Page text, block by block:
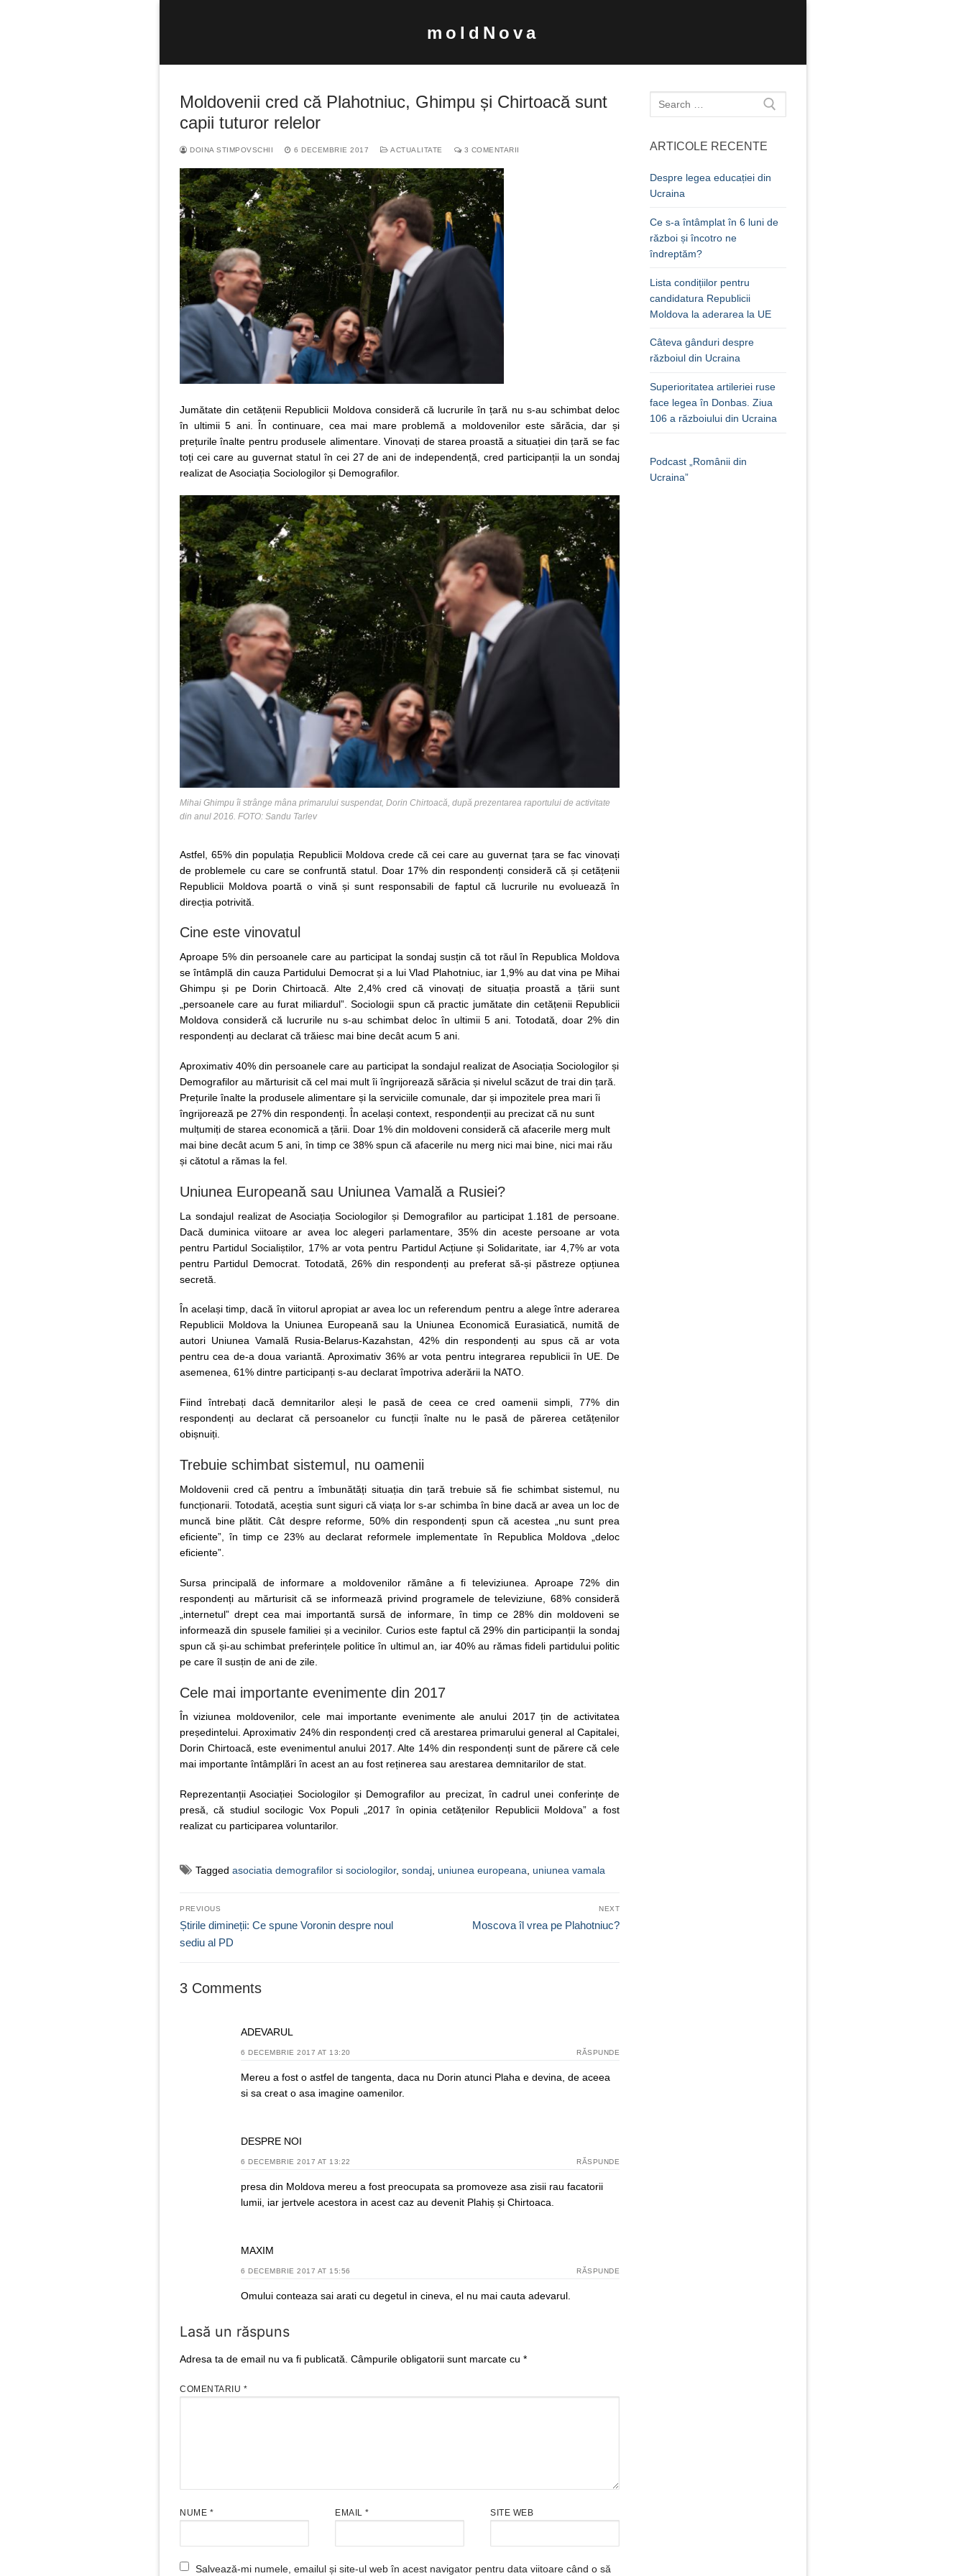
moldNova
după:
Moldovenii cred că Plahotniuc, Ghimpu și Chirtoacă sunt
capii tuturor relelor
DOINA STIMPOVSCHII 6 DECEMBRIE 2017 ACTUALITATE 3 COMENTARII
Jumătate din cetățenii Republicii Moldova consideră că lucrurile în țară nu s-au schimbat deloc
în ultimii 5 ani. În continuare, cea mai mare problemă a moldovenilor este sărăcia, dar și
prețurile înalte pentru produsele alimentare. Vinovați de starea proastă a situației din țară se fac
toți cei care au guvernat statul în cei 27 de ani de independență, cred participanții la un sondaj
realizat de Asociația Sociologilor și Demografilor.
Mihai Ghimpu îi strânge mâna primarului suspendat, Dorin Chirtoacă, după prezentarea raportului de activitate
din anul 2016. FOTO: Sandu Tarlev
Astfel, 65% din populația Republicii Moldova crede că cei care au guvernat țara se fac vinovați
de problemele cu care se confruntă statul. Doar 17% din respondenți consideră că și cetățenii
Republicii Moldova poartă o vină și sunt responsabili de faptul că lucrurile nu evoluează în
direcția potrivită.
Cine este vinovatul
Aproape 5% din persoanele care au participat la sondaj susțin că tot răul în Republica Moldova
se întâmplă din cauza Partidului Democrat și a lui Vlad Plahotniuc, iar 1,9% au dat vina pe Mihai
Ghimpu și pe Dorin Chirtoacă. Alte 2,4% cred că vinovați de situația proastă a țării sunt
„persoanele care au furat miliardul”. Sociologii spun că practic jumătate din cetățenii Republicii
Moldova consideră că lucrurile nu s-au schimbat deloc în ultimii 5 ani. Totodată, doar 2% din
respondenți au declarat că trăiesc mai bine decât acum 5 ani.
Aproximativ 40% din persoanele care au participat la sondajul realizat de Asociația Sociologilor și
Demografilor au mărturisit că cel mai mult îi îngrijorează sărăcia și nivelul scăzut de trai din țară.
Prețurile înalte la produsele alimentare și la serviciile comunale, dar și impozitele prea mari îi
îngrijorează pe 27% din respondenți. În același context, respondenții au precizat că nu sunt
mulțumiți de starea economică a țării. Doar 1% din moldoveni consideră că afacerile merg mult
mai bine decât acum 5 ani, în timp ce 38% spun că afacerile nu merg nici mai bine, nici mai rău
și cătotul a rămas la fel.
Uniunea Europeană sau Uniunea Vamală a Rusiei?
La sondajul realizat de Asociația Sociologilor și Demografilor au participat 1.181 de persoane.
Dacă duminica viitoare ar avea loc alegeri parlamentare, 35% din aceste persoane ar vota
pentru Partidul Socialiștilor, 17% ar vota pentru Partidul Acțiune și Solidaritate, iar 4,7% ar vota
pentru Partidul Democrat. Totodată, 26% din respondenți au preferat să-și păstreze opțiunea
secretă.
În același timp, dacă în viitorul apropiat ar avea loc un referendum pentru a alege între aderarea
Republicii Moldova la Uniunea Europeană sau la Uniunea Economică Eurasiatică, numită de
autori Uniunea Vamală Rusia-Belarus-Kazahstan, 42% din respondenți au spus că ar vota
pentru cea de-a doua variantă. Aproximativ 36% ar vota pentru integrarea republicii în UE. De
asemenea, 61% dintre participanți s-au declarat împotriva aderării la NATO.
Fiind întrebați dacă demnitarilor aleși le pasă de ceea ce cred oamenii simpli, 77% din
respondenți au declarat că persoanelor cu funcții înalte nu le pasă de părerea cetățenilor
obișnuiți.
Trebuie schimbat sistemul, nu oamenii
Moldovenii cred că pentru a îmbunătăți situația din țară trebuie să fie schimbat sistemul, nu
funcționarii. Totodată, aceștia sunt siguri că viața lor s-ar schimba în bine dacă ar avea un loc de
muncă bine plătit. Cât despre reforme, 50% din respondenți spun că acestea „nu sunt prea
eficiente”, în timp ce 23% au declarat reformele implementate în Republica Moldova „deloc
eficiente”.
Sursa principală de informare a moldovenilor rămâne a fi televiziunea. Aproape 72% din
respondenți au mărturisit că se informează privind programele de televiziune, 68% consideră
„internetul” drept cea mai importantă sursă de informare, în timp ce 28% din moldoveni se
informează din spusele familiei și a vecinilor. Curios este faptul că 29% din participanții la sondaj
spun că și-au schimbat preferințele politice în ultimul an, iar 40% au rămas fideli partidului politic
pe care îl susțin de ani de zile.
Cele mai importante evenimente din 2017
În viziunea moldovenilor, cele mai importante evenimente ale anului 2017 țin de activitatea
președintelui. Aproximativ 24% din respondenți cred că arestarea primarului general al Capitalei,
Dorin Chirtoacă, este evenimentul anului 2017. Alte 14% din respondenți sunt de părere că cele
mai importante întâmplări în acest an au fost reținerea sau arestarea demnitarilor de stat.
Reprezentanții Asociației Sociologilor și Demografilor au precizat, în cadrul unei conferințe de
presă, că studiul socilogic Vox Populi „2017 în opinia cetățenilor Republicii Moldova” a fost
realizat cu participarea voluntarilor.
Tagged asociatia demografilor si sociologilor, sondaj uniunea europeana uniunea vamala
Navigare
în
articole
PREVIOUS
Previous
post:
Știrile dimineții: Ce spune Voronin despre noul
sediu al PD
NEXT
Next
Moscova îl vrea pe Plahotniuc?
3 Comments
ADEVARUL
6 DECEMBRIE 2017 AT 13:20 RĂSPUNDE
Mereu a fost o astfel de tangenta, daca nu Dorin atunci Plaha e devina, de aceea
si sa creat o asa imagine oamenilor.
DESPRE NOI
6 DECEMBRIE 2017 AT 13:22 RĂSPUNDE
presa din Moldova mereu a fost preocupata sa promoveze asa zisii rau facatorii
lumii, iar jertvele acestora in acest caz au devenit Plahiș și Chirtoaca.
MAXIM
6 DECEMBRIE 2017 AT 15:56 RĂSPUNDE
Omului conteaza sai arati cu degetul in cineva, el nu mai cauta adevarul.
Lasă un răspuns
Adresa ta de email nu va fi publicată. Câmpurile obligatorii sunt marcate cu *
COMENTARIU *
NUME * EMAIL * SITE WEB
Salvează-mi numele, emailul și site-ul web în acest navigator pentru data viitoare când o să
Caută
după:
ARTICOLE RECENTE
Despre legea educației din
Ucraina
Ce s-a întâmplat în 6 luni de
război și încotro ne
îndreptăm?
Lista condițiilor pentru
candidatura Republicii
Moldova la aderarea la UE
Câteva gânduri despre
războiul din Ucraina
Superioritatea artileriei ruse
face legea în Donbas. Ziua
106 a războiului din Ucraina
Podcast „Românii din
Ucraina”